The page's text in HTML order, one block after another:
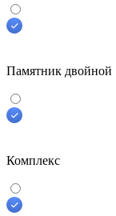
Памятник двойной
Комплекс